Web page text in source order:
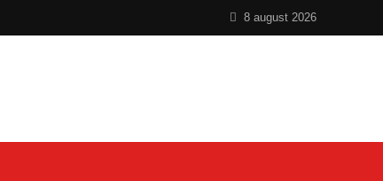
8 august 2026